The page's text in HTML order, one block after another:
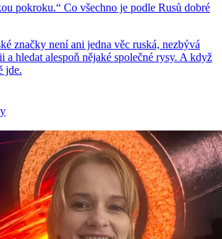
pokroku.“ Co všechno je podle Rusů dobré
značky není ani jedna věc ruská, nezbývá
a hledat alespoň nějaké společné rysy. A když
jde.